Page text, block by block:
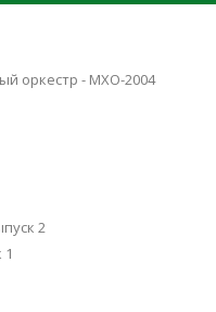
оркестр - МХО-2004
2